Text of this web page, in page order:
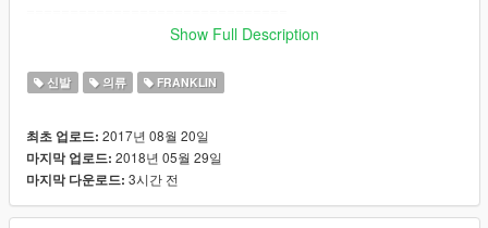
- Off White Jeans
- Gucci Jeans
**UPDATE**
Added 2 More Color Ways
- UNC
- White/White
Show Full Description
신발 의류 FRANKLIN
최초 업로드: 2017년 08월 20일
마지막 업로드: 2018년 05월 29일
마지막 다운로드: 3시간 전